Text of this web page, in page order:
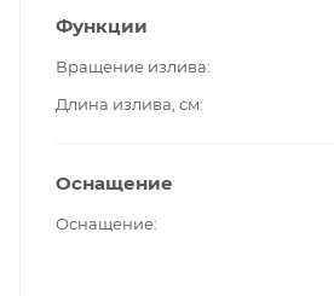
Функции
Вращение излива
Длина излива, см
Оснащение
Оснащение